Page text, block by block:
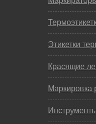
Этикетки
Красящие
Маркировка